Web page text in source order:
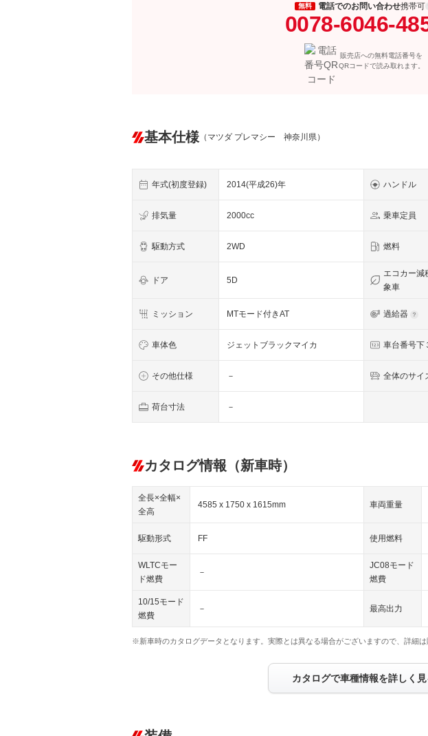
無料 電話でのお問い合わせ携帯可
0078-6046-
販売店への無料電話番号を
QRコードで読み取れます。
基本仕様 （マツダ プレマシー 神奈川県）
年式(初度登録) 2014(平成26)年 ハンドル
排気量 2000cc 乗車定員
駆動方式 2WD 燃料
ドア 5D
エコカー減
象車
ミッション MTモード付きAT 過給器
車体色 ジェットブラックマイカ 車台番号下
その他仕様 － 全体のサイ
荷台寸法 －
カタログ情報（新車時）
全長×全幅×
全高
4585 x 1750 x 1615mm 車両重量
駆動形式 FF 使用燃料
WLTCモー
ド燃費
－
JC08モード
燃費
10/15モード
燃費
－ 最高出力
※新車時のカタログデータとなります。実際とは異なる場合がございますので、詳細は
カタログで車種情報を詳しく見